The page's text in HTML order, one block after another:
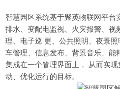
智慧园区系统基于聚英物联网平台
排水、变配电监视、火灾报警、视
理、电子巡 更、公共照明、夜景
车管理、信息发布、背景音乐、能
集成在一个管理界面上， 从而实
动、优化运行的目标。